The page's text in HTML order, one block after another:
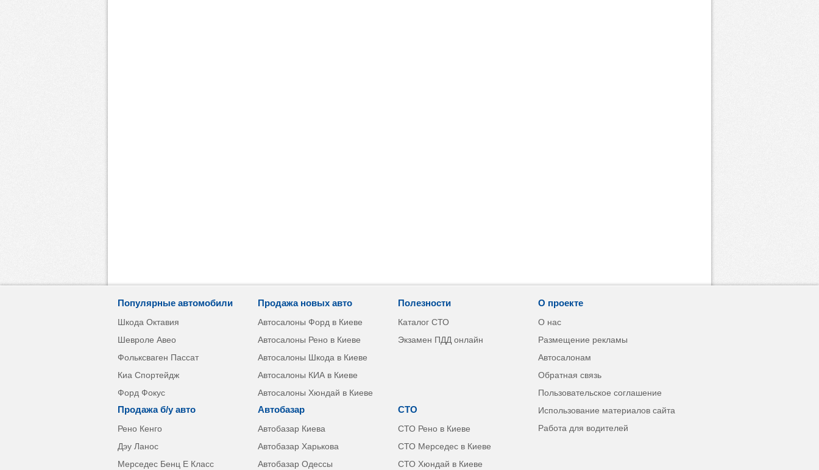
Популярные автомобили
Шкода Октавия
Шевроле Авео
Фольксваген Пассат
Киа Спортейдж
Форд Фокус
Продажа б/у авто
Рено Кенго
Дэу Ланос
Мерседес Бенц Е Класс
Продажа новых авто
Автосалоны Форд в Киеве
Автосалоны Рено в Киеве
Автосалоны Шкода в Киеве
Автосалоны КИА в Киеве
Автосалоны Хюндай в Киеве
Автобазар
Автобазар Киева
Автобазар Харькова
Автобазар Одессы
Полезности
Каталог СТО
Экзамен ПДД онлайн
СТО
СТО Рено в Киеве
СТО Мерседес в Киеве
СТО Хюндай в Киеве
О проекте
О нас
Размещение рекламы
Автосалонам
Обратная связь
Пользовательское соглашение
Использование материалов сайта
Работа для водителей